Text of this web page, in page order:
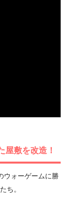
屋敷を改造！
ウォーゲームに勝
ち。